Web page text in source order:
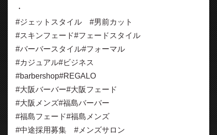
・
#ジェットスタイル #男前カット
#スキンフェード#フェードスタイル
#バーバースタイル#フォーマル
#カジュアル#ビジネス
#barbershop#REGALO
#大阪バーバー#大阪フェード
#大阪メンズ#福島バーバー
#福島フェード#福島メンズ
#中途採用募集 #メンズサロン